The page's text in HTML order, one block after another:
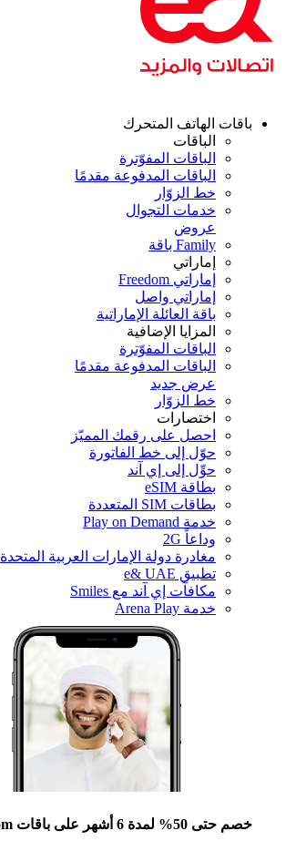
باقات الهاتف المتحرك
الباقات
الباقات المفوّترة
الباقات المدفوعة مقدمًا
خط الزوّار
خدمات التجوال
عروض
Family باقة
إماراتي
إماراتي Freedom
إماراتي واصل
باقة العائلة الإماراتية
المزايا الإضافية
الباقات المفوّترة
الباقات المدفوعة مقدمًا
عرض جديد
خط الزوّار
اختصارات
احصل على رقمك المميّز
حوّل إلى خط الفاتورة
حوِّل إلى إي آند
بطاقة eSIM
بطاقات SIM المتعددة
خدمة Play on Demand
وداعاً 2G
مغادرة دولة الإمارات العربية المتحدة
تطبيق e& UAE
مكافآت إي آند مع Smiles
خدمة Arena Play
خصم حتى 50% لمدة 6 أشهر على باقات Freedom مختارة